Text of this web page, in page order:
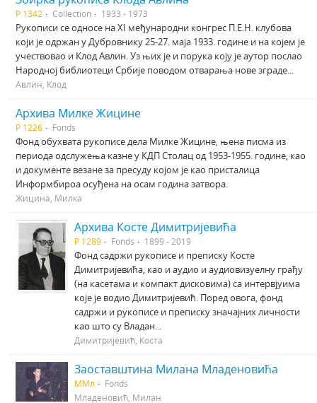
Р 1342 Collection 1933 - 1973
Рукописи се односе на XI међународни конгрес П.Е.Н. клубова
који је одржан у Дубровнику 25-27. маја 1933. године и на којем је
учествовао и Клод Авлин. Уз њих је и порука коју је аутор послао
Народној библиотеци Србије поводом отварања нове зграде...
Авлин, Клод
Архива Милке Жицине
Р 1226 Fonds
Фонд обухвата рукописе дела Милке Жицине, њена писма из
периода одслужења казне у КДП Столац од 1953-1955. године, као
и документе везане за пресуду којом је као присталица
Информбироа осуђена на осам година затвора.
Жицина, Милка
Архива Косте Димитријевића
Р 1289 Fonds 1899 - 2019
Фонд садржи рукописе и преписку Косте
Димитријевића, као и аудио и аудиовизуелну грађу
(на касетама и компакт дисковима) са интервјуима
које је водио Димитријевић. Поред овога, фонд
садржи и рукописе и преписку значајних личности
као што су Владан...
Димитријевић, Коста
Заоставштина Милана Младеновића
МMл
Fonds
Младеновић, Милан